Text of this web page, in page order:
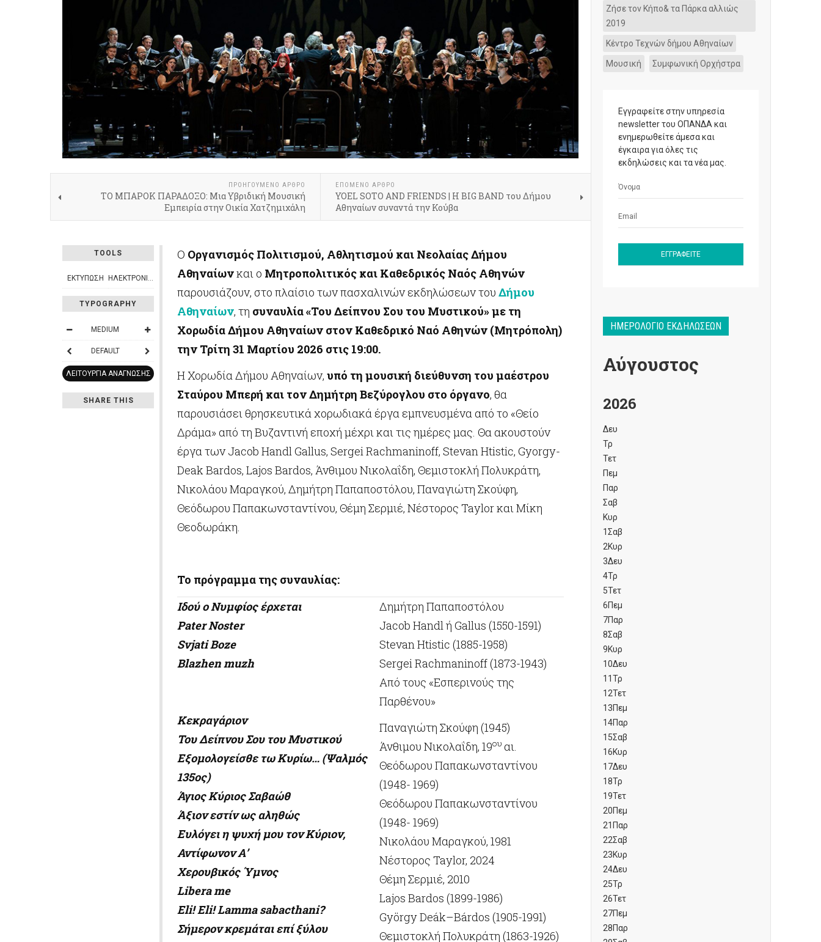
ΠΡΟΗΓΟΎΜΕΝΟ ΆΡΘΡΟ
ΤΟ ΜΠΑΡΟΚ ΠΑΡΑΔΟΞΟ: Μια Υβριδική Μουσική
Εμπειρία στην Οικία Χατζημιχάλη
ΕΠΌΜΕΝΟ ΆΡΘΡΟ
YOEL SOTO AND FRIENDS | Η BIG BAND του Δήμου
Αθηναίων συναντά την Κούβα
TOOLS
ΕΚΤΎΠΩΣΗ
TYPOGRAPHY
MEDIUM
DEFAULT
ΛΕΙΤΟΥΡΓΊΑ ΑΝΆΓΝΩΣΗΣ
SHARE THIS
O Οργανισμός Πολιτισμού, Αθλητισμού και Νεολαίας Δήμου
Αθηναίωνκαι ο Μητροπολιτικός και Καθεδρικός Ναός Αθηνών
παρουσιάζουν, στο πλαίσιο των πασχαλινών εκδηλώσεων του Δήμου
Αθηναίων, τη συναυλία «Του Δείπνου Σου του Μυστικού» με τη
Χορωδία Δήμου Αθηναίων στον Καθεδρικό Ναό Αθηνών (Μητρόπολη)
την Τρίτη 31 Μαρτίου 2026 στις 19:00.
Η Χορωδία Δήμου Αθηναίων, υπό τη μουσική διεύθυνση του μαέστρου
Σταύρου Μπερή και τον Δημήτρη Βεζύρογλου στο όργανο, θα
παρουσιάσει θρησκευτικά χορωδιακά έργα εμπνευσμένα από το «Θείο
Δράμα» από τη Βυζαντινή εποχή μέχρι και τις ημέρες μας. Θα ακουστούν
έργα των Jacob Handl Gallus, Sergei Rachmaninoff, Stevan Htistic, Gyorgy-
Deak Bardos, Lajos Bardos, Άνθιμου Νικολαΐδη, Θεμιστοκλή Πολυκράτη,
Νικολάου Μαραγκού, Δημήτρη Παπαποστόλου, Παναγιώτη Σκούφη,
Θεόδωρου Παπακωνσταντίνου, Θέμη Σερμιέ, Νέστορος Taylor και Μίκη
Θεοδωράκη.
Το πρόγραμμα της συναυλίας:
Ιδού ο Νυμφίος έρχεται
PaterNoster
SvjatiBoze
Blazhenmuzh
Κεκραγάριον
Του Δείπνου Σου του Μυστικού
Εξομολογείσθε τω Κυρίω… (Ψαλμός
135ος)
Άγιος Κύριος Σαβαώθ
Άξιον εστίν ως αληθώς
Ευλόγει η ψυχή μου τον Κύριον,
Αντίφωνον Α’
Χερουβικός Ύμνος
Liberame
Eli! Eli! Lamma sabacthani?
Σήμερον κρεμάται επί ξύλου
Δημήτρη Παπαποστόλου
Jacob Handl ή Gallus (1550-1591)
Stevan Htistic (1885-1958)
Sergei Rachmaninoff (1873-1943)
Από τους «Εσπερινούς της
Παρθένου»
Παναγιώτη Σκούφη (1945)
Άνθιμου Νικολαΐδη, 19ου αι.
Θεόδωρου Παπακωνσταντίνου
(1948- 1969)
Θεόδωρου Παπακωνσταντίνου
(1948- 1969)
Νικολάου Μαραγκού, 1981
Νέστορος Taylor, 2024
Θέμη Σερμιέ, 2010
Lajos Bardos (1899-1986)
György Deák–Bárdos (1905-1991)
Θεμιστοκλή Πολυκράτη (1863-1926)
Ζήσε τον Κήπο& τα Πάρκα αλλιώς
2019
Κέντρο Τεχνών δήμου Αθηναίων
Μουσική Συμφωνική Ορχήστρα
Εγγραφείτε στην υπηρεσία
newsletter του ΟΠΑΝΔΑ και
ενημερωθείτε άμεσα και
έγκαιρα για όλες τις
εκδηλώσεις και τα νέα μας.
ΗΜΕΡΟΛΌΓΙΟ ΕΚΔΗΛΏΣΕΩΝ
Αύγουστος
2026
Δευ
Τρ
Τετ
Πεμ
Παρ
Σαβ
Κυρ
1Σαβ
2Κυρ
3Δευ
4Τρ
5Τετ
6Πεμ
7Παρ
8Σαβ
9Κυρ
10Δευ
11Τρ
12Τετ
13Πεμ
14Παρ
15Σαβ
16Κυρ
17Δευ
18Τρ
19Τετ
20Πεμ
21 Παρ
22Σαβ
23Κυρ
24Δευ
25Τρ
26Τετ
27Πεμ
28Παρ